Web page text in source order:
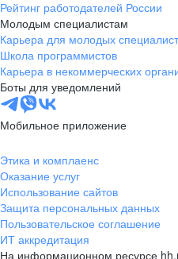
Рейтинг работодателей России
Молодым специалистам
Карьера для молодых
Школа программистов
Карьера в некоммерческих
Боты для уведомлений
Мобильное приложение
Этика и комплаенс
Оказание услуг
Использование сайтов
Защита персональных данных
Пользовательское соглашение
ИТ аккредитация
На информационном ресурсе